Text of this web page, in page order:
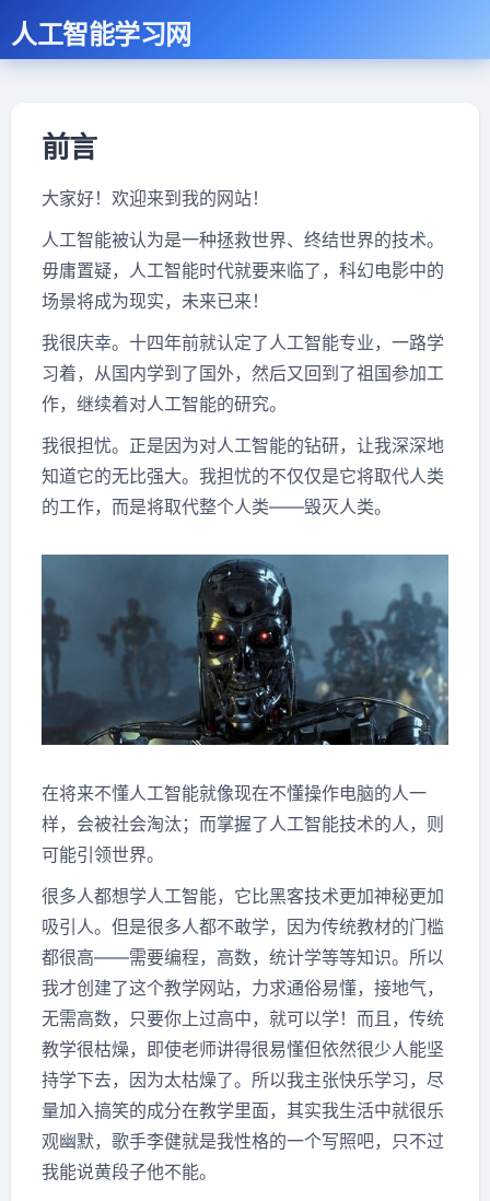
人工智能学习网
前言
大家好！欢迎来到我的网站！
人工智能被认为是一种拯救世界、终结世界的技术。
毋庸置疑，人工智能时代就要来临了，科幻电影中的
场景将成为现实，未来已来！
我很庆幸。十四年前就认定了人工智能专业，一路学
习着，从国内学到了国外，然后又回到了祖国参加工
作，继续着对人工智能的研究。
我很担忧。正是因为对人工智能的钻研，让我深深地
知道它的无比强大。我担忧的不仅仅是它将取代人类
的工作，而是将取代整个人类——毁灭人类。
在将来不懂人工智能就像现在不懂操作电脑的人一
样，会被社会淘汰；而掌握了人工智能技术的人，则
可能引领世界。
很多人都想学人工智能，它比黑客技术更加神秘更加
吸引人。但是很多人都不敢学，因为传统教材的门槛
都很高——需要编程，高数，统计学等等知识。所以
我才创建了这个教学网站，力求通俗易懂，接地气，
无需高数，只要你上过高中，就可以学！而且，传统
教学很枯燥，即使老师讲得很易懂但依然很少人能坚
持学下去，因为太枯燥了。所以我主张快乐学习，尽
量加入搞笑的成分在教学里面，其实我生活中就很乐
观幽默，歌手李健就是我性格的一个写照吧，只不过
我能说黄段子他不能。